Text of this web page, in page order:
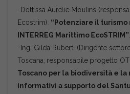
-Dott.ssa Aurelie Moulins
Ecostrim): “Potenziare il
INTERREG Marittimo EcoSTRIM”
-Ing. Gilda Ruberti (Dirigente
Toscana; responsabile progetto
Toscano per la biodiversità e
informativi a supporto del